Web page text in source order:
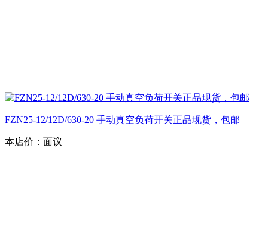
FZN25-12/12D/630-20 手动真空负荷开关正品现货，包邮
本店价： 面议